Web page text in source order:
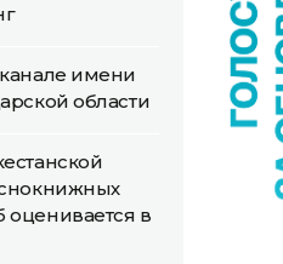
имени
области
в